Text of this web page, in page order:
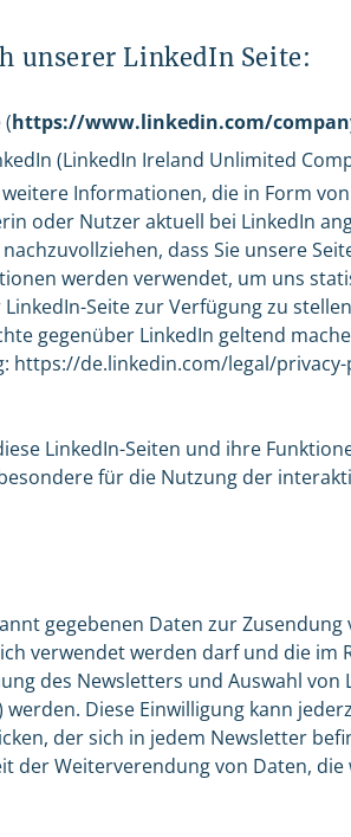
unserer LinkedIn Seite:
https://www.linkedin.com/
(LinkedIn Ireland Unlimited
Informationen, die in Form
oder Nutzer aktuell bei LinkedIn
dass Sie unsere
werden verwendet, um uns
Seite zur Verfügung zu
gegenüber LinkedIn geltend
https://de.linkedin.com/legal/
LinkedIn-Seiten und ihre
für die Nutzung der
gegebenen Daten zur
verwendet werden darf und die im
des Newsletters und Auswahl von
werden. Diese Einwilligung kann
der sich in jedem Newsletter
der Weiterverendung von Daten,